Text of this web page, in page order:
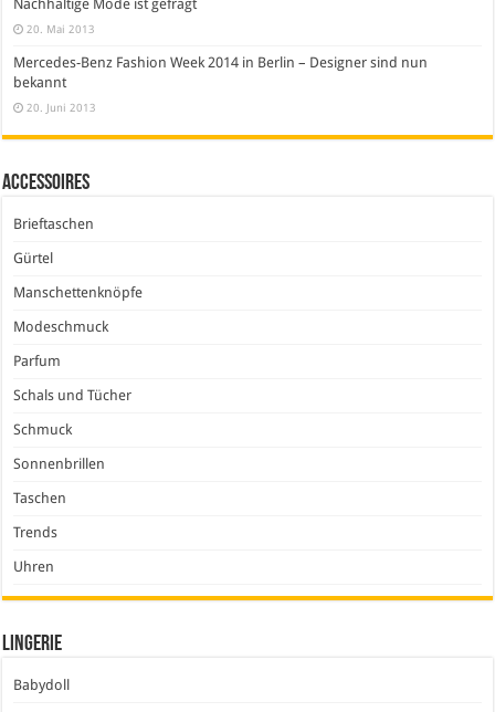
Nachhaltige Mode ist gefragt
20. Mai 2013
Mercedes-Benz Fashion Week 2014 in Berlin – Designer sind nun
bekannt
20. Juni 2013
Accessoires
Brieftaschen
Gürtel
Manschettenknöpfe
Modeschmuck
Parfum
Schals und Tücher
Schmuck
Sonnenbrillen
Taschen
Trends
Uhren
Lingerie
Babydoll